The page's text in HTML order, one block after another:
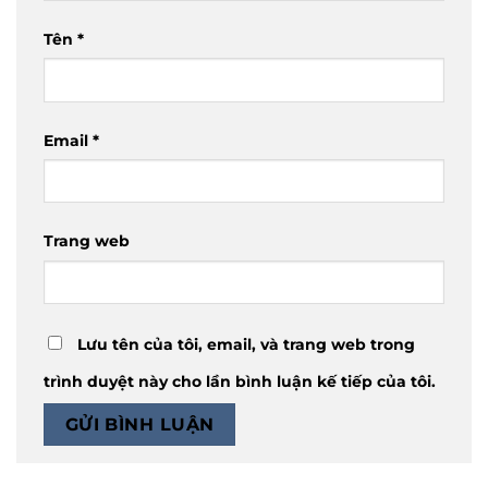
Tên *
Email *
Trang web
Lưu tên của tôi, email, và trang web trong
trình duyệt này cho lần bình luận kế tiếp của tôi.